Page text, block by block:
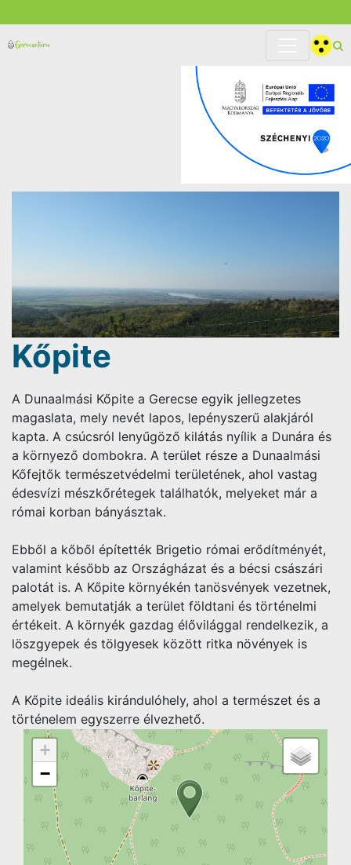
Kőpite
A Dunaalmási Kőpite a Gerecse egyik jellegzetes
magaslata, mely nevét lapos, lepényszerű alakjáról
kapta. A csúcsról lenyűgöző kilátás nyílik a Dunára és
a környező dombokra. A terület része a Dunaalmási
Kőfejtők természetvédelmi területének, ahol vastag
édesvízi mészkőrétegek találhatók, melyeket már a
római korban bányásztak.
Ebből a kőből építették Brigetio római erődítményét,
valamint később az Országházat és a bécsi császári
palotát is. A Kőpite környékén tanösvények vezetnek,
amelyek bemutatják a terület földtani és történelmi
értékeit. A környék gazdag élővilággal rendelkezik, a
löszgyepek és tölgyesek között ritka növények is
megélnek.
A Kőpite ideális kirándulóhely, ahol a természet és a
történelem egyszerre élvezhető.
+
−